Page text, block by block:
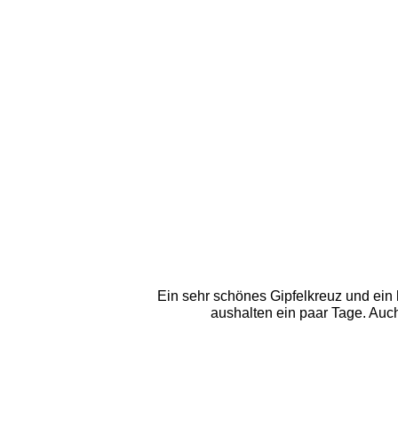
Ein sehr schönes Gipfelkreuz und
aushalten ein paar Tage.